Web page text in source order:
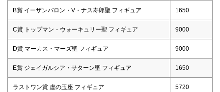
B賞 イーザンバロン・V・ナス寿郎聖 フィギュア 1650
C賞 トップマン・ウォーキュリー聖 フィギュア 9000
D賞 マーカス・マーズ聖 フィギュア 9000
E賞 ジェイガルシア・サターン聖 フィギュア 1650
ラストワン賞 虚の玉座 フィギュア 5720